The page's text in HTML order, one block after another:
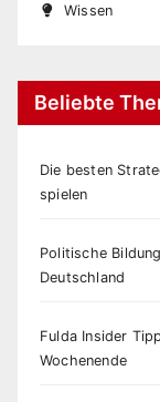
Wissen
Beliebte
Die besten
spielen
Politische
Deutschland
Fulda Insider
Wochenende